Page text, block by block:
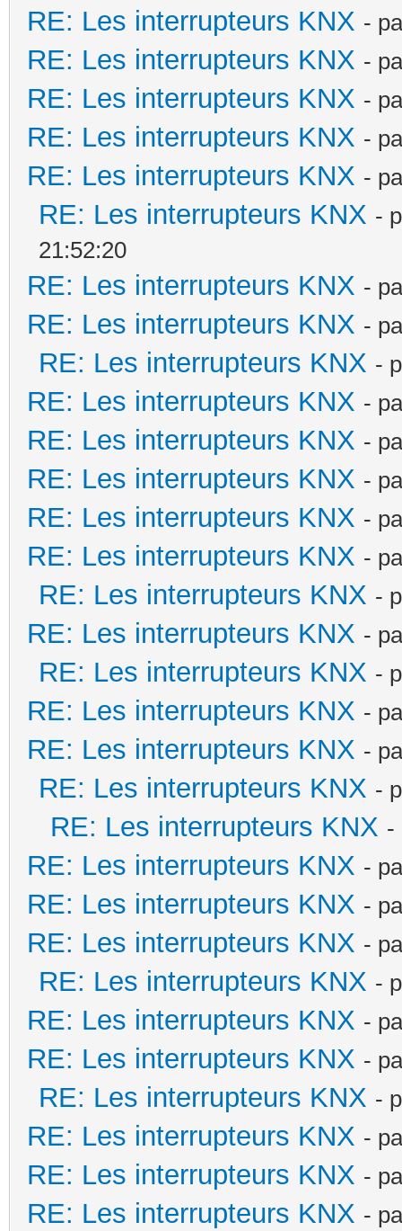
RE: Les interrupteurs KNX -
RE: Les interrupteurs KNX -
RE: Les interrupteurs KNX -
RE: Les interrupteurs KNX -
RE: Les interrupteurs KNX -
RE: Les interrupteurs KNX -
21:52:20
RE: Les interrupteurs KNX -
RE: Les interrupteurs KNX -
RE: Les interrupteurs KNX -
RE: Les interrupteurs KNX -
RE: Les interrupteurs KNX -
RE: Les interrupteurs KNX -
RE: Les interrupteurs KNX -
RE: Les interrupteurs KNX -
RE: Les interrupteurs KNX -
RE: Les interrupteurs KNX -
RE: Les interrupteurs KNX -
RE: Les interrupteurs KNX -
RE: Les interrupteurs KNX -
RE: Les interrupteurs KNX -
RE: Les interrupteurs KNX -
RE: Les interrupteurs KNX -
RE: Les interrupteurs KNX -
RE: Les interrupteurs KNX -
RE: Les interrupteurs KNX -
RE: Les interrupteurs KNX -
RE: Les interrupteurs KNX -
RE: Les interrupteurs KNX -
RE: Les interrupteurs KNX -
RE: Les interrupteurs KNX -
RE: Les interrupteurs KNX -